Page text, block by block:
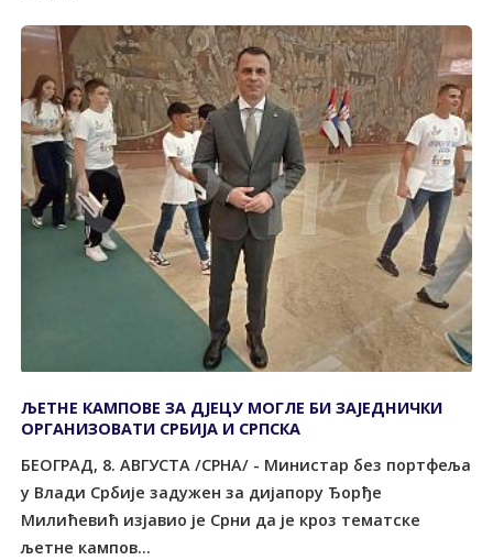
ЉЕТНЕ КАМПОВЕ ЗА ДЈЕЦУ МОГЛЕ БИ ЗАЈЕДНИЧКИ
ОРГАНИЗОВАТИ СРБИЈА И СРПСКА
БЕОГРАД, 8. АВГУСТА /СРНА/ - Министар без портфеља
у Влади Србије задужен за дијапору Ђорђе
Милићевић изјавио је Срни да је кроз тематске
љетне кампов...